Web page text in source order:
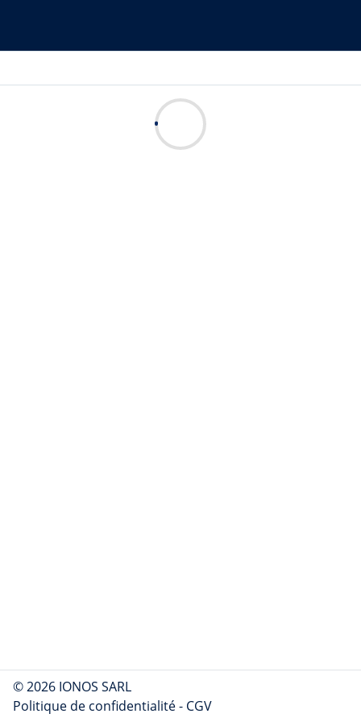
© 2026 IONOS SARL
Politique de confidentialité- CGV